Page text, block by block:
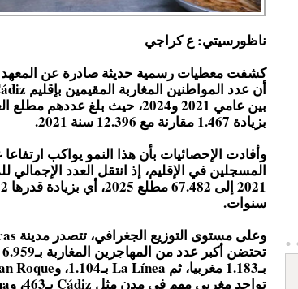
ناظورسيتي: ع كراجي
كشفت معطيات رسمية حديثة صادرة عن المعهد
بزيادة 1.467 مقارنة مع 12.396 سنة 2021.
وأفادت الإحصائيات بأن هذا النمو يواكب
سنوات.